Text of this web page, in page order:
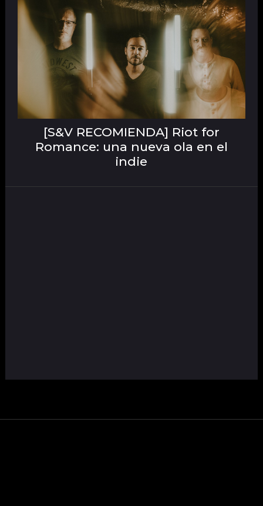
[S&V RECOMIENDA] Riot for
Romance: una nueva ola en el
indie